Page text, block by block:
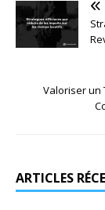
Valoriser un
ARTICLES